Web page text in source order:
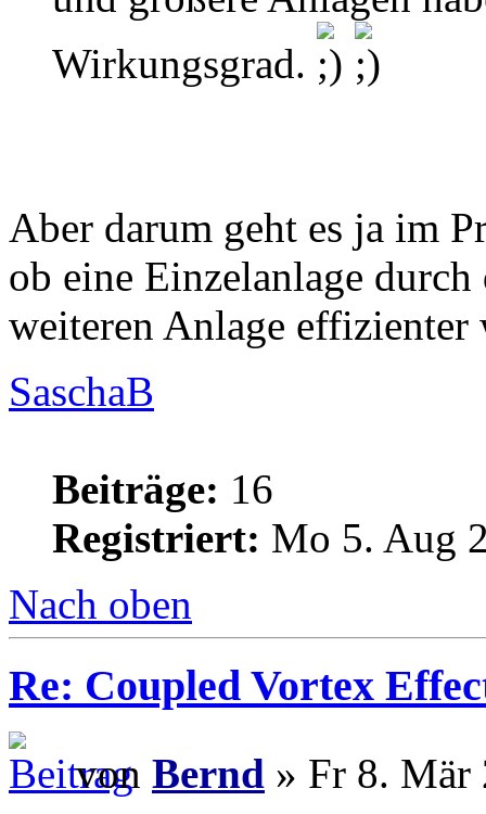
Wirkungsgrad.
Aber darum geht es ja im
ob eine Einzelanlage
weiteren Anlage effizienter
SaschaB
Beiträge: 16
Registriert: Mo 5. Aug
Nach oben
Re: Coupled Vortex
von Bernd » Fr 8. Mär